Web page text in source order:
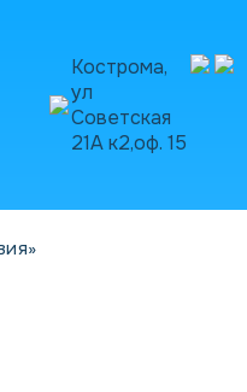
Кострома,
ул
Советская
21А к2,оф. 15